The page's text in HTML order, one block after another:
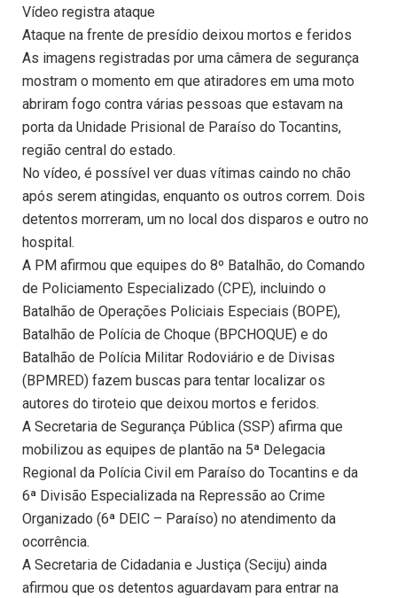
Vídeo registra ataque
Ataque na frente de presídio deixou mortos e feridos
As imagens registradas por uma câmera de segurança
mostram o momento em que atiradores em uma moto
abriram fogo contra várias pessoas que estavam na
porta da Unidade Prisional de Paraíso do Tocantins,
região central do estado.
No vídeo, é possível ver duas vítimas caindo no chão
após serem atingidas, enquanto os outros correm. Dois
detentos morreram, um no local dos disparos e outro no
hospital.
A PM afirmou que equipes do 8º Batalhão, do Comando
de Policiamento Especializado (CPE), incluindo o
Batalhão de Operações Policiais Especiais (BOPE),
Batalhão de Polícia de Choque (BPCHOQUE) e do
Batalhão de Polícia Militar Rodoviário e de Divisas
(BPMRED) fazem buscas para tentar localizar os
autores do tiroteio que deixou mortos e feridos.
A Secretaria de Segurança Pública (SSP) afirma que
mobilizou as equipes de plantão na 5ª Delegacia
Regional da Polícia Civil em Paraíso do Tocantins e da
6ª Divisão Especializada na Repressão ao Crime
Organizado (6ª DEIC – Paraíso) no atendimento da
ocorrência.
A Secretaria de Cidadania e Justiça (Seciju) ainda
afirmou que os detentos aguardavam para entrar na